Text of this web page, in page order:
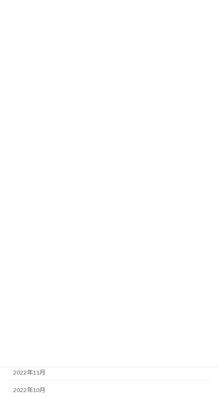
2022年11月
2022年10月